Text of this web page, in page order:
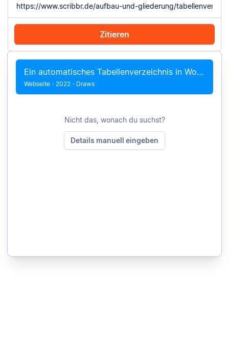
Zitieren
Mit Chrome zitieren Manuell zitieren
Ein automatisches Tabellenverzeichnis in Word erstellen
Webseite · 2022 · Draws
Nicht das, wonach du suchst?
Details manuell eingeben